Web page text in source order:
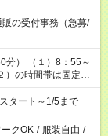
の受付事務（急募/
分） （１）8：55～
の時間帯は固定相
タート～1/5まで
クOK / 服装自由 /